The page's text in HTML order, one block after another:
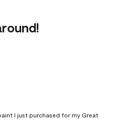
I just purchased for my Great